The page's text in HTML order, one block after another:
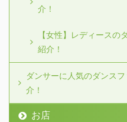
介！
【女性】レディースの
紹介！
ダンサーに人気のダンス
介！
お店